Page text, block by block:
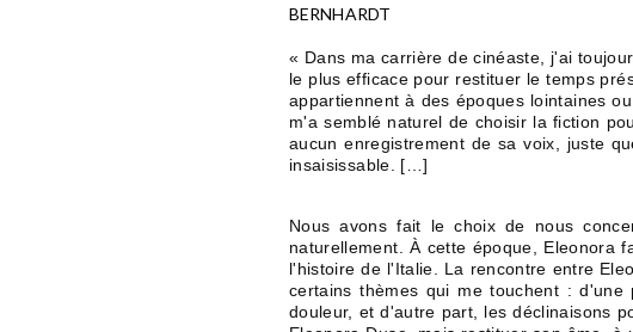
BERNHARDT
« Dans ma carrière de cinéaste, j'ai
le plus efficace pour restituer le temps
appartiennent à des époques lointaines
m'a semblé naturel de choisir la fiction
aucun enregistrement de sa voix, juste
insaisissable. […]
Nous avons fait le choix de nous
naturellement. À cette époque, Eleonora
l'histoire de l'Italie. La rencontre entre
certains thèmes qui me touchent :
douleur, et d'autre part, les déclinaisons